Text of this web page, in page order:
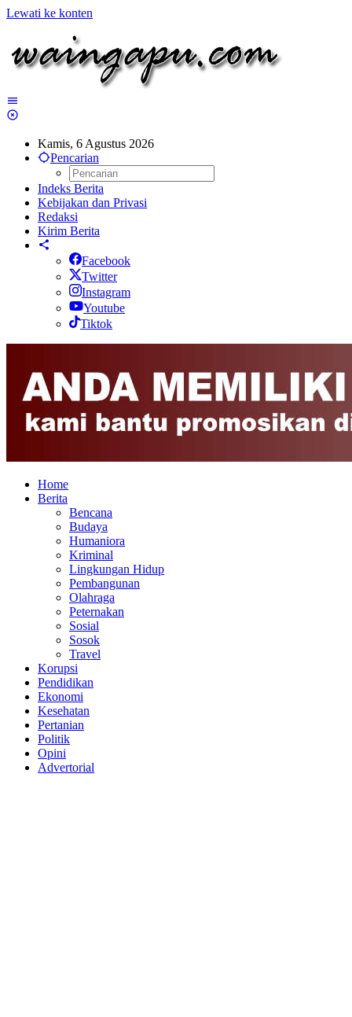
Lewati ke konten
Kamis, 6 Agustus 2026
Pencarian
Indeks Berita
Kebijakan dan Privasi
Redaksi
Kirim Berita
Facebook
Twitter
Instagram
Youtube
Tiktok
Home
Berita
Bencana
Budaya
Humaniora
Kriminal
Lingkungan Hidup
Pembangunan
Olahraga
Peternakan
Sosial
Sosok
Travel
Korupsi
Pendidikan
Ekonomi
Kesehatan
Pertanian
Politik
Opini
Advertorial